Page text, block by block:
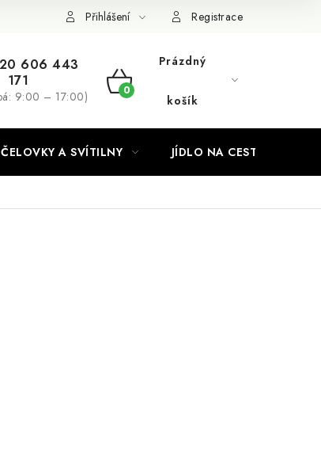
ochrany osobních údajů
Přihlášení Registrace
606 443
171
9:00 – 17:00)
NÁKUPNÍ
Prázdný
košík
ČELOVKY A SVÍTILNY JÍDLO NA CESTY